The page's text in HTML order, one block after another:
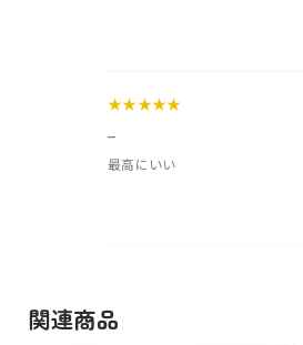
★★★★★
最高にいい
関連商品